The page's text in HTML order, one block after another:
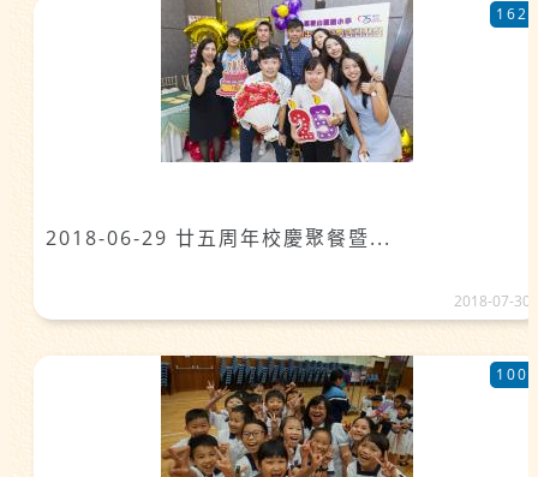
2018-06-29 廿五周年校慶聚餐暨...
162
2018-07-30
100